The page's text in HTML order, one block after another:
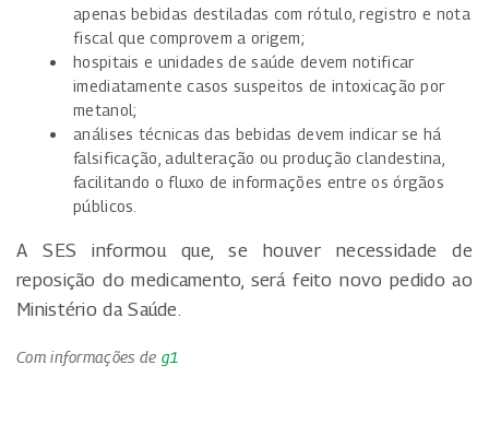
apenas bebidas destiladas com rótulo, registro e nota
fiscal que comprovem a origem;
hospitais e unidades de saúde devem notificar
imediatamente casos suspeitos de intoxicação por
metanol;
análises técnicas das bebidas devem indicar se há
falsificação, adulteração ou produção clandestina,
facilitando o fluxo de informações entre os órgãos
públicos.
A SES informou que, se houver necessidade de
reposição do medicamento, será feito novo pedido ao
Ministério da Saúde.
Com informações de g1